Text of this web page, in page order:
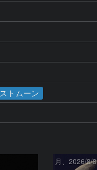
トムーン
月、2026/8/8